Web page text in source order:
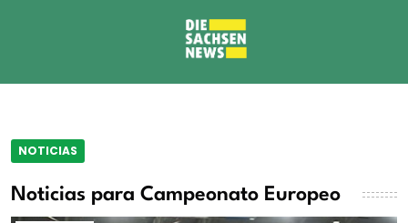
NOTICIAS
Noticias para Campeonato Europeo